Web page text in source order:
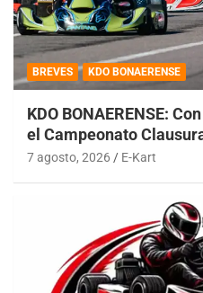
BREVES KDO BONAERENSE
KDO BONAERENSE:
el Campeonato
7 agosto, 2026 E-Kart